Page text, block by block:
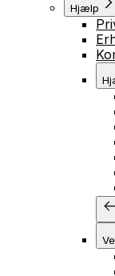
Hjælp